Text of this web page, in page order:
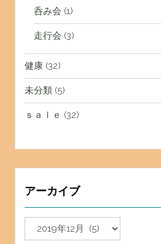
呑み会 (1)
走行会 (3)
健康(32)
未分類(5)
ｓａｌｅ (32)
アーカイブ